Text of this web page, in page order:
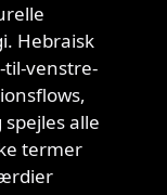
Hebraisk
venstre-
alle
termer